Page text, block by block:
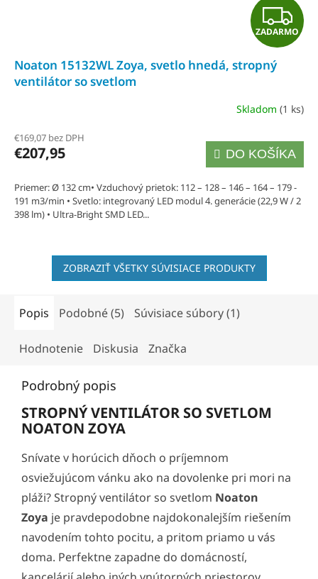
Z
A
A
R
M
O
ZADARMO
Noaton 15132WL Zoya, svetlo hnedá, stropný
ventilátor so svetlom
hodnotenie
produktu
5,0
z
5
Skladom(1 ks)
€169,07 bez DPH
€207,95 DO KOŠÍKA
Priemer: Ø 132 cm• Vzduchový prietok: 112 – 128 – 146 – 164 – 179 -
191 m3/min • Svetlo: integrovaný LED modul 4. generácie (22,9 W / 2
398 lm) • Ultra-Bright SMD LED...
ZOBRAZIŤ VŠETKY SÚVISIACE PRODUKTY
Popis Podobné (5) Súvisiace súbory (1)
Hodnotenie Diskusia Značka
Podrobný popis
STROPNÝ VENTILÁTOR SO SVETLOM
NOATON ZOYA
Snívate v horúcich dňoch o príjemnom
osviežujúcom vánku ako na dovolenke pri mori na
pláži? Stropný ventilátor so svetlom Noaton
Zoya je pravdepodobne najdokonalejším riešením
navodením tohto pocitu, a pritom priamo u vás
doma. Perfektne zapadne do domácností,